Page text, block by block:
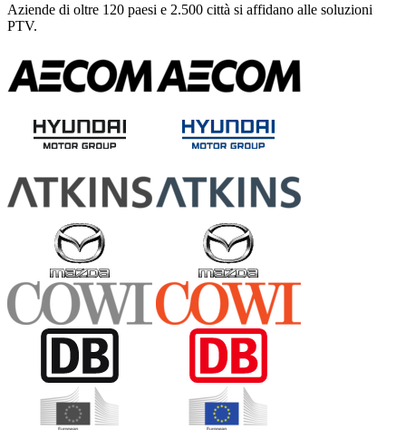
Aziende di oltre 120 paesi e 2.500 città si affidano alle soluzioni
PTV.